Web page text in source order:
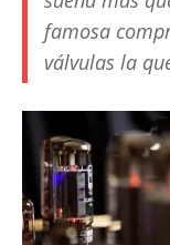
famosa
válvulas la